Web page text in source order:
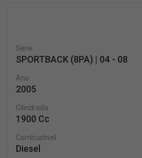
Série
SPORTBACK (8PA) | 04 - 08
Ano
2005
Cilindrada
1900 Cc
Combustivel
Diesel